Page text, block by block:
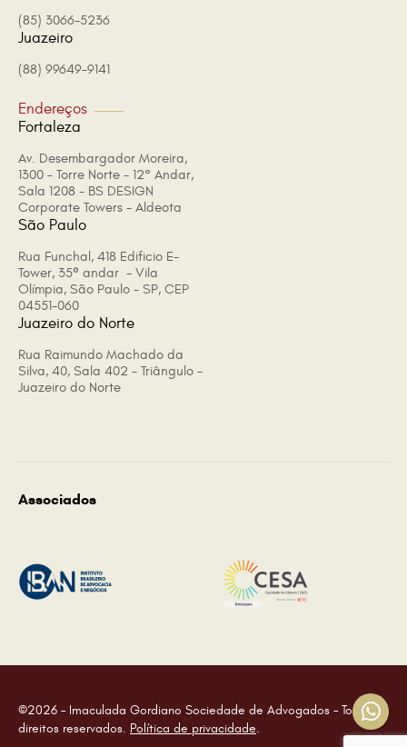
(85) 3066-5236
Juazeiro
(88) 99649-9141
Endereços
Fortaleza
Av. Desembargador Moreira,
1300 - Torre Norte - 12° Andar,
Sala 1208 - BS DESIGN
Corporate Towers - Aldeota
São Paulo
Rua Funchal, 418 Edificio E-
Tower, 35º andar - Vila
Olímpia, São Paulo - SP, CEP
04551-060
Juazeiro do Norte
Rua Raimundo Machado da
Silva, 40, Sala 402 - Triângulo -
Juazeiro do Norte
Associados
©2026 – Imaculada Gordiano Sociedade de Advogados – Todos os
direitos reservados. Política de privacidade.